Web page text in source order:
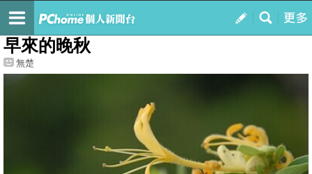
我的
最新文章
早來的晚秋
無楚